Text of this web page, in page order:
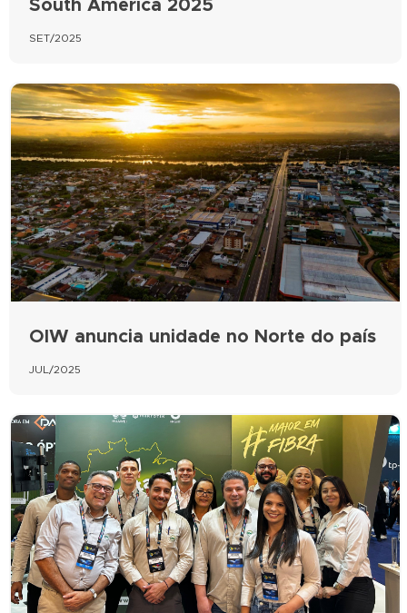
South America 2025
SET/2025
OIW anuncia unidade no Norte do país
JUL/2025